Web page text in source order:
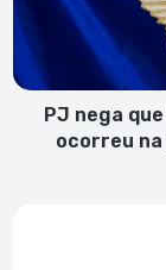
Achada
Sto
António
ocorreu
presença
PJ nega
ocorreu